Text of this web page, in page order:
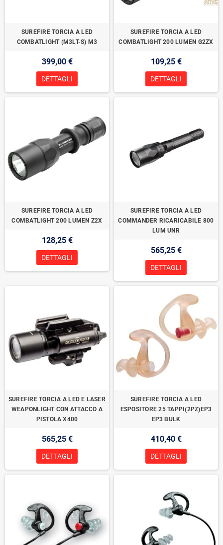
SUREFIRE TORCIA A LED
COMBATLIGHT (M3LT-S) M3
399,00 €
DETTAGLI
SUREFIRE TORCIA A LED
COMBATLIGHT 200 LUMEN G2ZX
109,25 €
DETTAGLI
SUREFIRE TORCIA A LED
COMBATLIGHT 200 LUMEN Z2X
128,25 €
DETTAGLI
SUREFIRE TORCIA A LED
COMMANDER RICARICABILE 800
LUM UNR
565,25 €
DETTAGLI
SUREFIRE TORCIA A LED E LASER
WEAPONLIGHT CON ATTACCO A
PISTOLA X400
565,25 €
DETTAGLI
SUREFIRE TORCIA A LED
ESPOSITORE 25 TAPPI(2PZ)EP3
EP3 BULK
410,40 €
DETTAGLI